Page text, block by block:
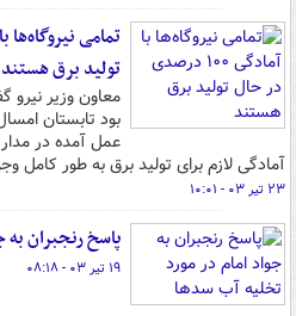
تولید برق هستند
معاون وزیر نیرو
بود تابستان
عمل آمده در
آمادگی لازم برای تولید برق به طور کامل
۲۳ تیر ۰۳ - ۱۰:۰۱
پاسخ رنجبران
۱۹ تیر ۰۳ - ۰۸:۱۸